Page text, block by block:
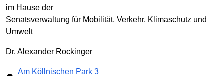
im Hause der
Senatsverwaltung für Mobilität, Verkehr, Klimaschutz und
Umwelt
Dr. Alexander Rockinger
Am Köllnischen Park 3